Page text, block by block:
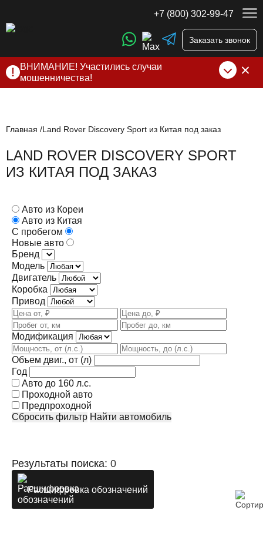
+7 (800) 302-99-47
Заказать звонок
ВНИМАНИЕ! Участились случаи
мошенничества!
нами по официальнымконтактам, указанным в соц сетях
Главная Land Rover Discovery Sport из Китая под заказ
LAND ROVER DISCOVERY SPORT
ИЗ КИТАЯ ПОД ЗАКАЗ
Авто из Кореи
Авто из Китая
С пробегом
Новые авто
Бренд
Модель
Двигатель
Коробка
Привод
Модификация
Объем двиг., от (л)
Год
Авто до 160 л.с.
Проходной авто
Предпроходной
Сбросить фильтр
Найти автомобиль
Результаты поиска: 0
Расшифровка обозначений